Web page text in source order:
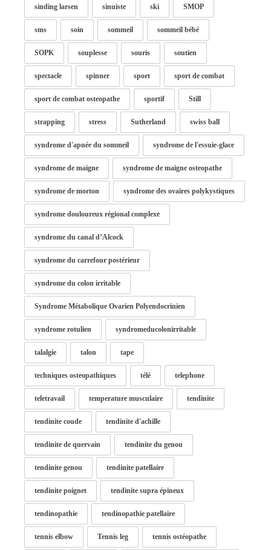
sinding larsen sinuiste ski SMOP
sms soin sommeil sommeil bébé
SOPK souplesse souris soutien
spectacle spinner sport sport de combat
sport de combat osteopathe sportif Still
strapping stress Sutherland swiss ball
syndrome d'apnée du sommeil syndrome de l'essuie-glace
syndrome de maigne syndrome de maigne osteopathe
syndrome de morton syndrome des ovaires polykystiques
syndrome douloureux régional complexe
syndrome du canal d’Alcock
syndrome du carrefour postérieur
syndrome du colon irritable
Syndrome Métabolique Ovarien Polyendocrinien
syndrome rotulien syndromeducolonirritable
talalgie talon tape
techniques osteopathiques télé telephone
teletravail temperature musculaire tendinite
tendinite coude tendinite d'achille
tendinite de quervain tendinite du genou
tendinite genou tendinite patellaire
tendinite poignet tendinite supra épineux
tendinopathie tendinopathie patellaire
tennis elbow Tennis leg tennis ostéopathe